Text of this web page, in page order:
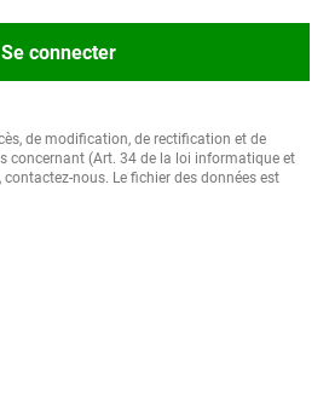
Se connecter
de modification, de rectification et de
concernant (Art. 34 de la loi informatique et
contactez-nous. Le fichier des données est